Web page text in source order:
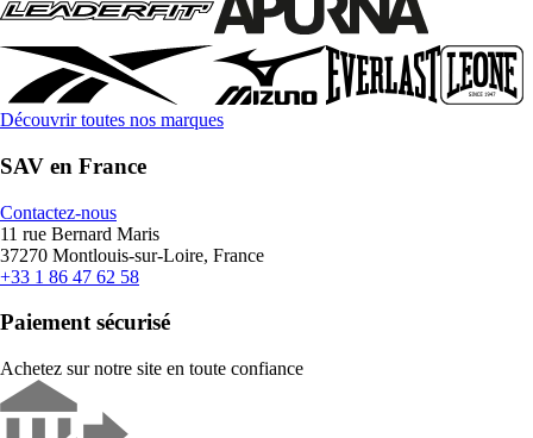
Découvrir toutes nos marques
SAV en France
Contactez-nous
11 rue Bernard Maris
37270 Montlouis-sur-Loire, France
+33 1 86 47 62 58
Paiement sécurisé
Achetez sur notre site en toute confiance